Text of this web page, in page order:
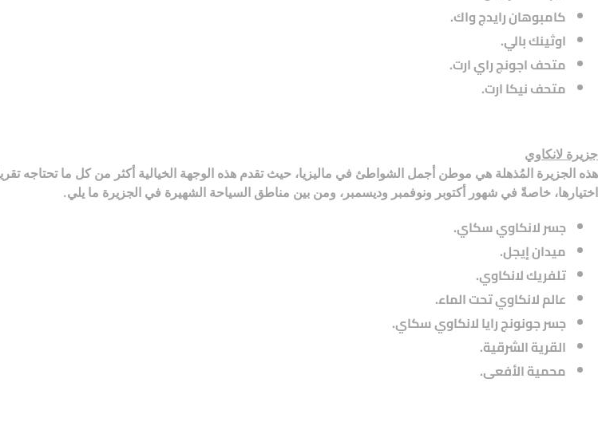
كامبوهان رايدج واك.
اوثينك بالي.
متحف اجونج راي ارت.
متحف نيكا ارت.
جزيرة لانكاوي
هذه الجزيرة المُذهلة هي موطن أجمل الشواطئ في ماليزيا، حيث تقدم هذه الوجهة الخيالية أكثر من كل ما
اختيارها، خاصةً في شهور أكتوبر ونوفمبر وديسمبر، ومن بين مناطق السياحة الشهيرة في الجزيرة ما يلي.
جسر لانكاوي سكاي.
ميدان إيجل.
تلفريك لانكاوي.
عالم لانكاوي تحت الماء.
جسر جونونج رايا لانكاوي سكاي.
القرية الشرقية.
محمية الأفعى.